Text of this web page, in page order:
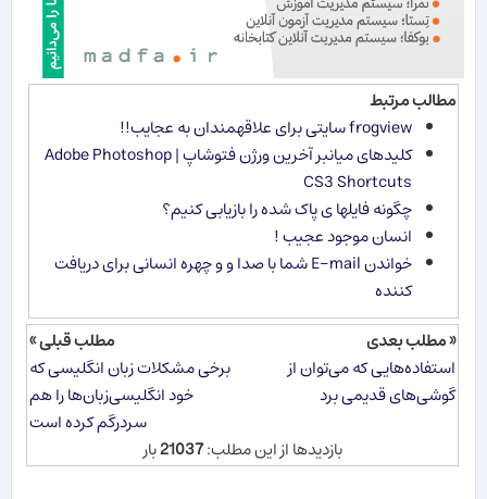
مطالب مرتبط
frogview سایتی برای علاقه​مندان به عجایب!!
كلیدهای میانبر آخرین ورژن فتوشاپ | Adobe Photoshop
CS3 Shortcuts
چگونه فایلها ی پاک شده را بازیابی کنیم؟
انسان موجود عجیب !
خواندن E-mail شما با صدا و و چهره انسانی برای دریافت
كننده
مطلب قبلی »
برخی مشکلات زبان انگلیسی که
خود انگلیسی‌زبان‌ها را هم
سردرگم کرده است
« مطلب بعدی
استفاده‌هایی که می‌توان از
گوشی‌های قدیمی برد
بازدیدها از این مطلب:21037بار